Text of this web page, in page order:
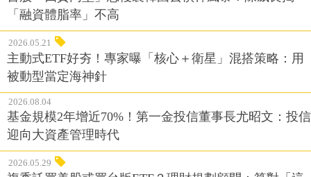
「融資體脂率」不高
2026.05.21
主動式ETF好夯！專家曝「核心＋衛星」混搭策略：用
被動型當定海神針
2026.08.04
基金規模2年增近70%！第一金投信董事長尤昭文：投信
迎向大資產管理時代
2026.05.29